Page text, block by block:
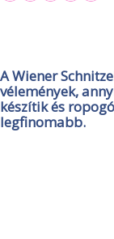
A Wiener
vélemények,
készítik és
legfinomabb.